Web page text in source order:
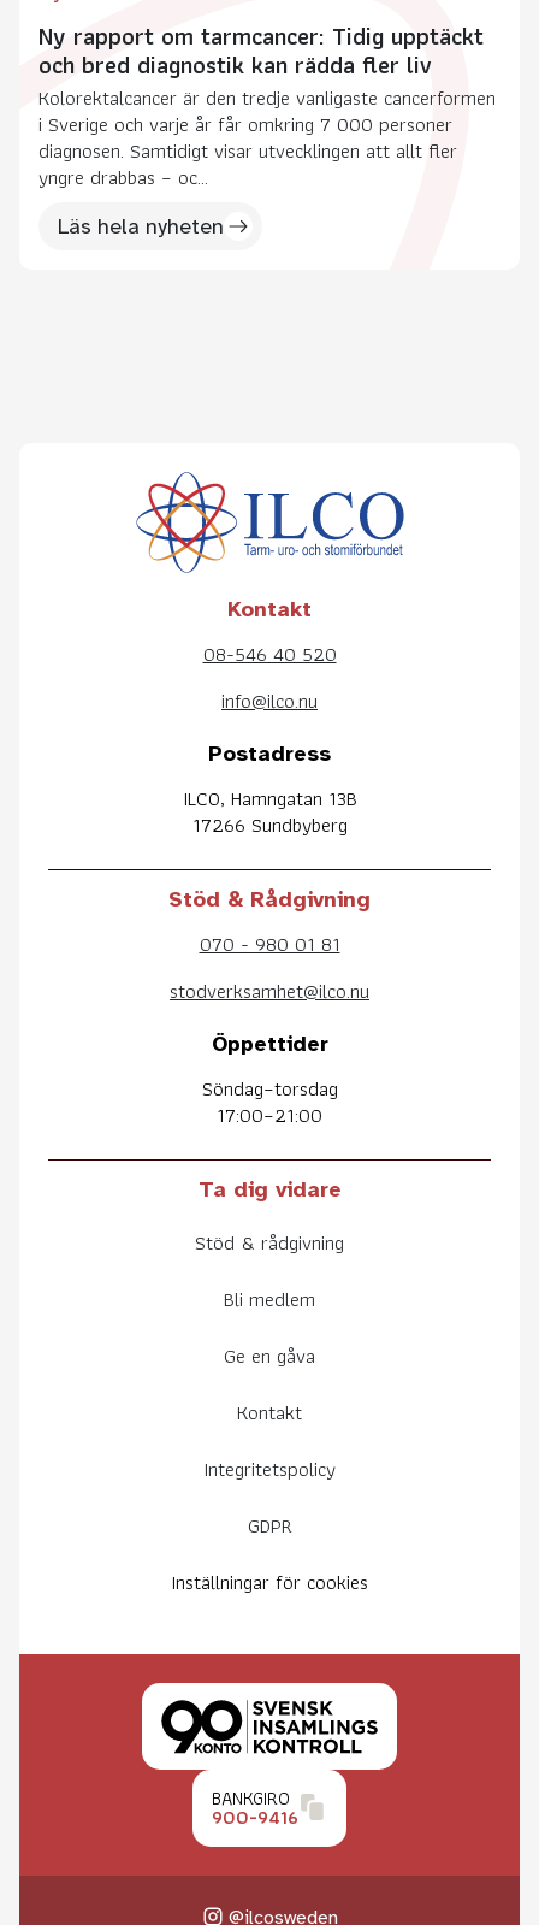
Ny rapport om tarmcancer: Tidig upptäckt
och bred diagnostik kan rädda fler liv
Kolorektalcancer är den tredje vanligaste cancerformen
i Sverige och varje år får omkring 7 000 personer
diagnosen. Samtidigt visar utvecklingen att allt fler
yngre drabbas – oc...
Läs hela nyheten
Kontakt
08-546 40 520
info@ilco.nu
Postadress
ILCO, Hamngatan 13B
17266 Sundbyberg
Stöd & Rådgivning
070 - 980 01 81
stodverksamhet@ilco.nu
Öppettider
Söndag–torsdag
17:00–21:00
Ta dig vidare
Stöd & rådgivning
Bli medlem
Ge en gåva
Kontakt
Integritetspolicy
GDPR
Inställningar för cookies
BANKGIRO
900-9416
@ilcosweden